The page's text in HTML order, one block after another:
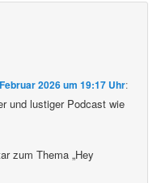
2026 um 19:17 Uhr:
und lustiger Podcast wie
zum Thema „Hey